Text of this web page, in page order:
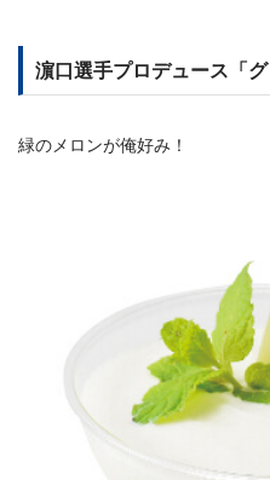
濵口選手プロデュース「
緑のメロンが俺好み！